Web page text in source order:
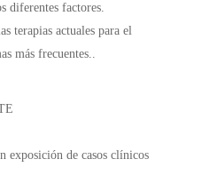
diferentes factores.
terapias actuales para el
más frecuentes..
exposición de casos clínicos